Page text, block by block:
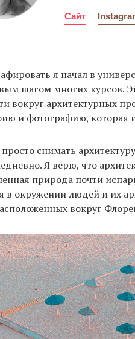
Сайт
я начал в
шагом многих курсов.
вокруг архитектурных
и фотографию, которая
снимать
Я верю, что
природа почти
в окружении людей и их
вокруг